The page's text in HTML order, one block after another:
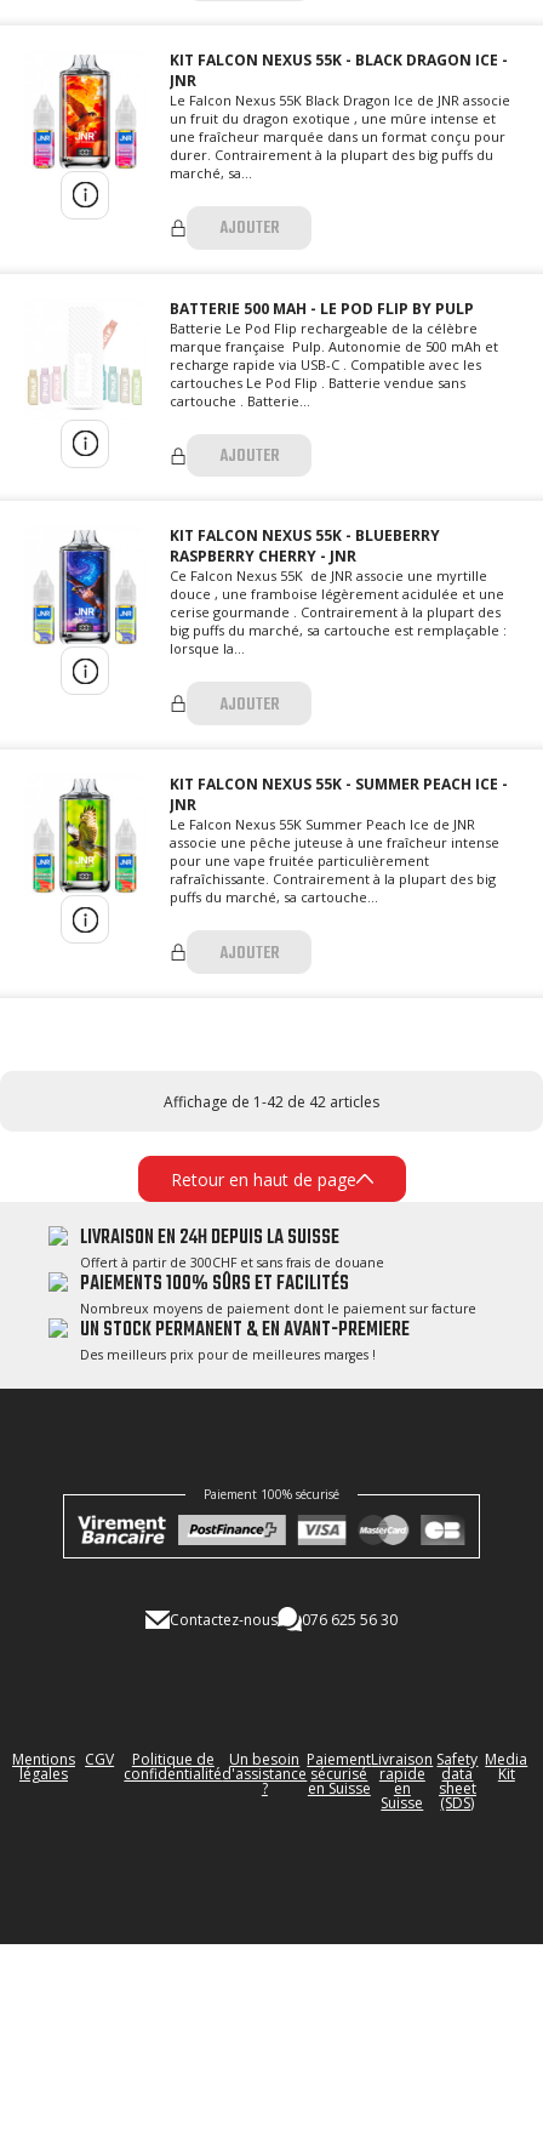
KIT FALCON NEXUS 55K - BLACK DRAGON ICE -
JNR
Le Falcon Nexus 55K Black Dragon Ice de JNR associe
un fruit du dragon exotique , une mûre intense et
une fraîcheur marquée dans un format conçu pour
durer. Contrairement à la plupart des big puffs du
marché, sa...
AJOUTER
BATTERIE 500 MAH - LE POD FLIP BY PULP
Batterie Le Pod Flip rechargeable de la célèbre
marque française Pulp. Autonomie de 500 mAh et
recharge rapide via USB-C . Compatible avec les
cartouches Le Pod Flip . Batterie vendue sans
cartouche . Batterie...
AJOUTER
KIT FALCON NEXUS 55K - BLUEBERRY
RASPBERRY CHERRY - JNR
Ce Falcon Nexus 55K de JNR associe une myrtille
douce , une framboise légèrement acidulée et une
cerise gourmande . Contrairement à la plupart des
big puffs du marché, sa cartouche est remplaçable :
lorsque la...
AJOUTER
KIT FALCON NEXUS 55K - SUMMER PEACH ICE -
JNR
Le Falcon Nexus 55K Summer Peach Ice de JNR
associe une pêche juteuse à une fraîcheur intense
pour une vape fruitée particulièrement
rafraîchissante. Contrairement à la plupart des big
puffs du marché, sa cartouche...
AJOUTER
Affichage de 1-42 de 42 articles
Retour en haut de page
LIVRAISON EN 24H DEPUIS LA SUISSE
Offert à partir de 300CHF et sans frais de douane
PAIEMENTS 100% SÛRS ET FACILITÉS
Nombreux moyens de paiement dont le paiement sur facture
UN STOCK PERMANENT & EN AVANT-PREMIERE
Des meilleurs prix pour de meilleures marges !
Paiement 100% sécurisé
Contactez-nous 076 625 56 30
Mentions
légales
CGV Politique de
confidentialité
Un besoin
d'assistance
?
Paiement
sécurisé
en Suisse
Livraison
rapide
en
Suisse
Safety
data
sheet
(SDS)
Media
Kit